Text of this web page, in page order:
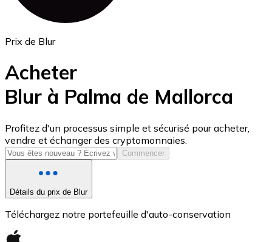
USD Coin
USDC
Prix de Blur
Acheter
Blur à Palma de Mallorca
Profitez d'un processus simple et sécurisé pour acheter,
vendre et échanger des cryptomonnaies.
Commencer
Détails du prix de Blur
Téléchargez notre portefeuille d'auto-conservation